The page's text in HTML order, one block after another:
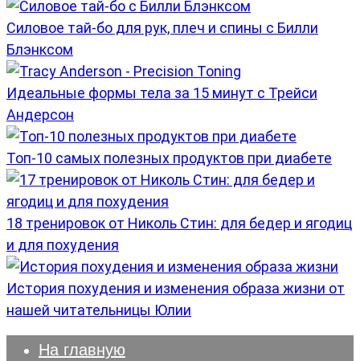
Силовое тай-бо для рук, плеч и спины с Билли
Блэнксом
Идеальные формы тела за 15 минут с Трейси
Андерсон
Топ-10 самых полезных продуктов при диабете
18 тренировок от Николь Стин: для бедер и ягодиц
и для похудения
История похудения и изменения образа жизни от
нашей читательницы Юлии
На главную